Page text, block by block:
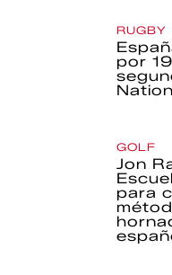
RUGBY
por
GOLF
Jon
para